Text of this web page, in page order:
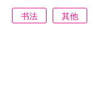
书法
其他